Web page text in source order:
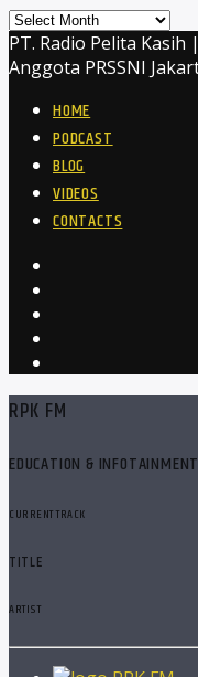
Archives
PT. Radio Pelita Kasih
Anggota PRSSNI
HOME
PODCAST
BLOG
VIDEOS
CONTACTS
RPK FM
EDUCATION &
CURRENT TRACK
TITLE
ARTIST